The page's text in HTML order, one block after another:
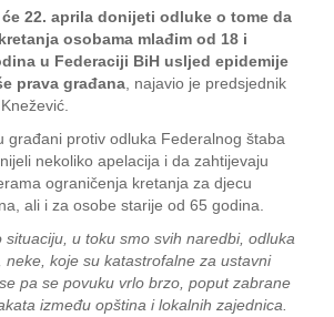
22. aprila donijeti odluke o tome da
osobama mlađim od 18 i
u Federaciji BiH usljed epidemije
prava građana , najavio je predsjednik
građani protiv odluka Federalnog štaba
nekoliko apelacija i da zahtijevaju
ograničenja kretanja za djecu
ali i za osobe starije od 65 godina.
situaciju, u toku smo svih naredbi, odluka
neke, koje su katastrofalne za ustavni
pa se povuku vrlo brzo, poput zabrane
između opština i lokalnih zajednica.